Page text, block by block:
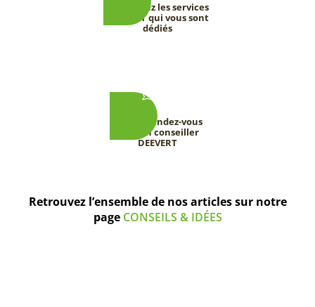
Découvrez les services
DEEVERT qui vous sont
dédiés
Prenez rendez-vous
avec un conseiller
DEEVERT
Retrouvez l’ensemble de nos articles sur notre
page CONSEILS & IDÉES